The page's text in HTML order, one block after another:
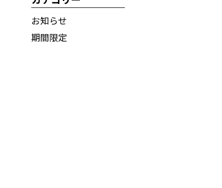
お知らせ
期間限定